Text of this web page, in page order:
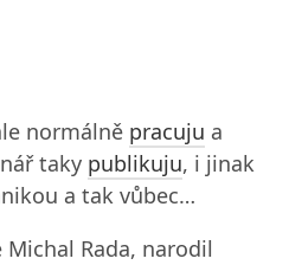
normálně pracuju a
taky publikuju, i jinak
a tak vůbec…
Michal Rada, narodil